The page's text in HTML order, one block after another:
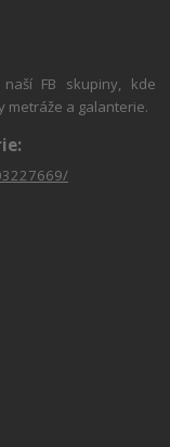
FB skupiny, kde
metráže a galanterie.